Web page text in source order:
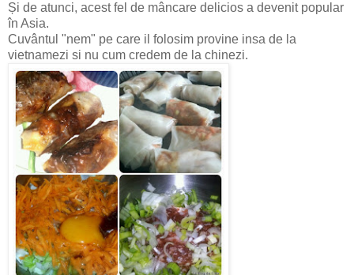
Și de atunci, acest fel de mâncare delicios a devenit popular
în Asia.
Cuvântul "nem" pe care il folosim provine insa de la
vietnamezi si nu cum credem de la chinezi.